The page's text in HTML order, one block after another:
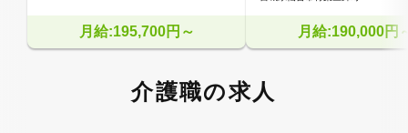
月給:195,700円～ 月給:190,000円
介護職の求人